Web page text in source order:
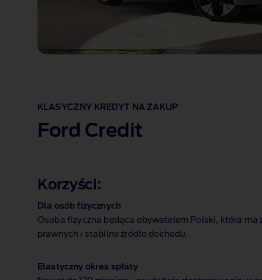
KLASYCZNY KREDYT NA ZAKUP
Ford Credit
Korzyści:
Dla osób fizycznych
Osoba fizyczna będąca obywatelem Polski, która ma
prawnych i stabilne źródło dochodu.
Elastyczny okres spłaty